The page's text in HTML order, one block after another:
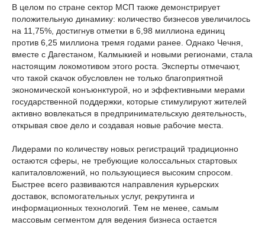
В целом по стране сектор МСП также демонстрирует
положительную динамику: количество бизнесов увеличилось
на 11,75%, достигнув отметки в 6,98 миллиона единиц
против 6,25 миллиона тремя годами ранее. Однако Чечня,
вместе с Дагестаном, Калмыкией и новыми регионами, стала
настоящим локомотивом этого роста. Эксперты отмечают,
что такой скачок обусловлен не только благоприятной
экономической конъюнктурой, но и эффективными мерами
государственной поддержки, которые стимулируют жителей
активно вовлекаться в предпринимательскую деятельность,
открывая свое дело и создавая новые рабочие места.
Лидерами по количеству новых регистраций традиционно
остаются сферы, не требующие колоссальных стартовых
капиталовложений, но пользующиеся высоким спросом.
Быстрее всего развиваются направления курьерских
доставок, вспомогательных услуг, рекрутинга и
информационных технологий. Тем не менее, самым
массовым сегментом для ведения бизнеса остается